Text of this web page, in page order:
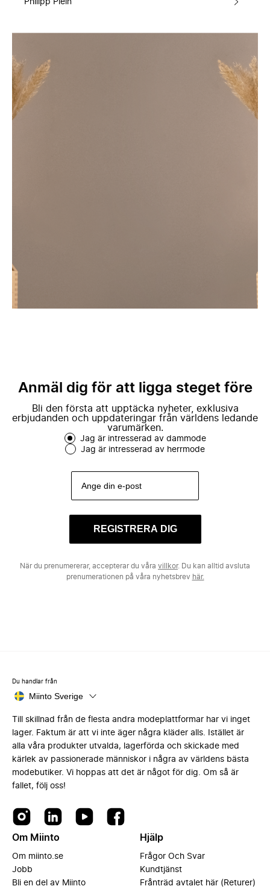
Anmäl dig för att ligga steget före
Bli den första att upptäcka nyheter, exklusiva
erbjudanden och uppdateringar från världens ledande
varumärken.
Jag är intresserad av dammode
Jag är intresserad av herrmode
REGISTRERA DIG
När du prenumererar, accepterar du våra villkor. Du kan alltid avsluta
prenumerationen på våra nyhetsbrev här.
Du handlar från
Miinto Sverige
Till skillnad från de flesta andra modeplattformar har vi inget
lager. Faktum är att vi inte äger några kläder alls. Istället är
alla våra produkter utvalda, lagerförda och skickade med
kärlek av passionerade människor i några av världens bästa
modebutiker. Vi hoppas att det är något för dig. Om så är
fallet, följ oss!
Om Miinto
Om miinto.se
Jobb
Bli en del av Miinto
Hjälp
Frågor Och Svar
Kundtjänst
Frånträd avtalet här (Returer)